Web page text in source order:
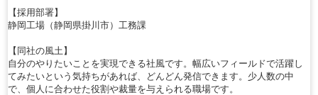
【採用部署】
静岡工場（静岡県掛川市）工務課
【同社の風土】
自分のやりたいことを実現できる社風です。幅広いフィールドで活躍し
てみたいという気持ちがあれば、どんどん発信できます。少人数の中
で、個人に合わせた役割や裁量を与えられる職場です。